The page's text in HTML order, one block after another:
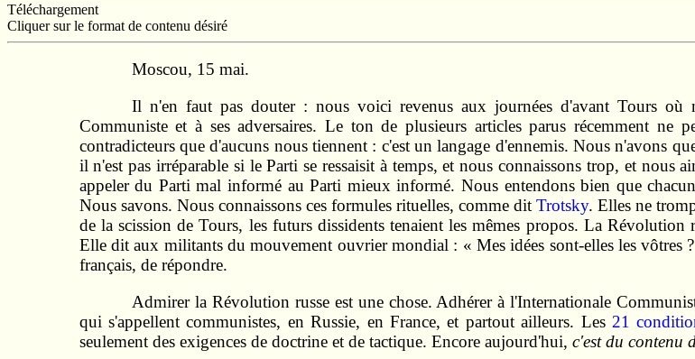
Téléchargement
Cliquer sur le format de contenu désiré
Moscou, 15 mai.
Il n'en faut pas douter : nous voici revenus aux journées d'avant Tours où
Communiste et à ses adversaires. Le ton de plusieurs articles parus récemment ne
contradicteurs que d'aucuns nous tiennent : c'est un langage d'ennemis. Nous n'avons
il n'est pas irréparable si le Parti se ressaisit à temps, et nous connaissons trop, et nous
appeler du Parti mal informé au Parti mieux informé. Nous entendons bien que
Nous savons. Nous connaissons ces formules rituelles, comme dit Trotsky. Elles ne
de la scission de Tours, les futurs dissidents tenaient les mêmes propos. La Révolution
Elle dit aux militants du mouvement ouvrier mondial : « Mes idées sont-elles les vôtres
français, de répondre.
Admirer la Révolution russe est une chose. Adhérer à l'Internationale
qui s'appellent communistes, en Russie, en France, et partout ailleurs. Les 21
seulement des exigences de doctrine et de tactique. Encore aujourd'hui, c'est du contenu